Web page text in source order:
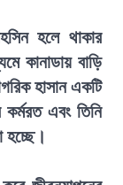
হলে থাকার
কানাডায় বাড়ি
হাসান একটি
কর্মরত এবং তিনি
হচ্ছে।